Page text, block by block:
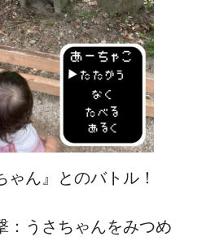
ゃん』とのバトル！
：うさちゃんをみつめ